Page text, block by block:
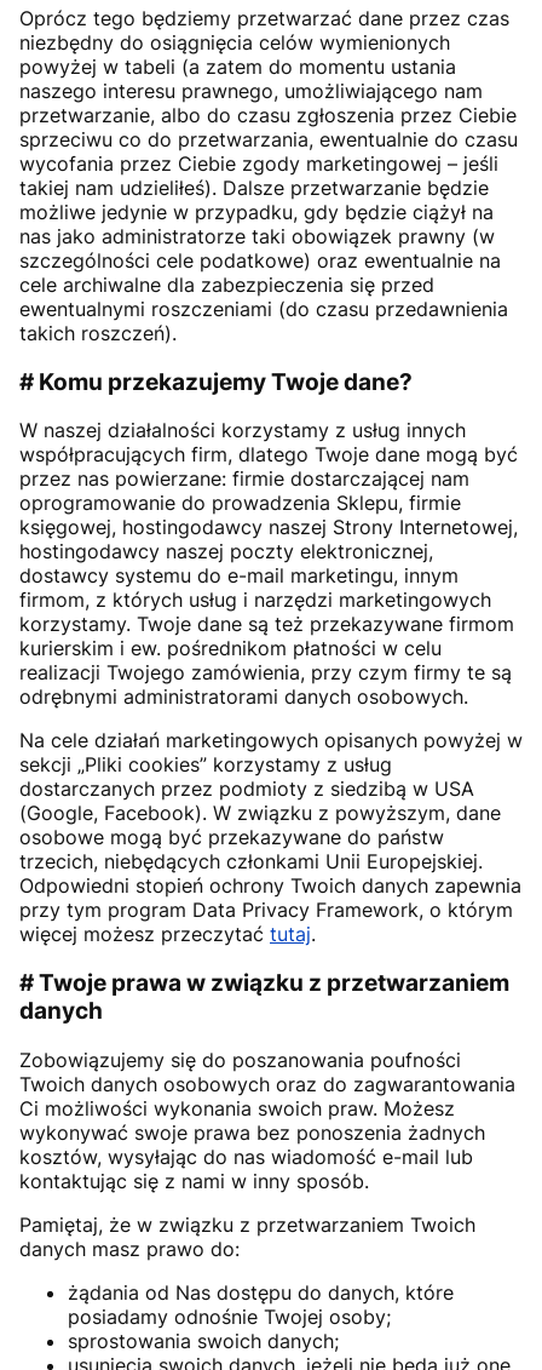
Oprócz tego będziemy przetwarzać dane przez czas
niezbędny do osiągnięcia celów wymienionych
powyżej w tabeli (a zatem do momentu ustania
naszego interesu prawnego, umożliwiającego nam
przetwarzanie, albo do czasu zgłoszenia przez Ciebie
sprzeciwu co do przetwarzania, ewentualnie do czasu
wycofania przez Ciebie zgody marketingowej – jeśli
takiej nam udzieliłeś). Dalsze przetwarzanie będzie
możliwe jedynie w przypadku, gdy będzie ciążył na
nas jako administratorze taki obowiązek prawny (w
szczególności cele podatkowe) oraz ewentualnie na
cele archiwalne dla zabezpieczenia się przed
ewentualnymi roszczeniami (do czasu przedawnienia
takich roszczeń).
# Komu przekazujemy Twoje dane?
W naszej działalności korzystamy z usług innych
współpracujących firm, dlatego Twoje dane mogą być
przez nas powierzane: firmie dostarczającej nam
oprogramowanie do prowadzenia Sklepu, firmie
księgowej, hostingodawcy naszej Strony Internetowej,
hostingodawcy naszej poczty elektronicznej,
dostawcy systemu do e-mail marketingu, innym
firmom, z których usług i narzędzi marketingowych
korzystamy. Twoje dane są też przekazywane firmom
kurierskim i ew. pośrednikom płatności w celu
realizacji Twojego zamówienia, przy czym firmy te są
odrębnymi administratorami danych osobowych.
Na cele działań marketingowych opisanych powyżej w
sekcji „Pliki cookies” korzystamy z usług
dostarczanych przez podmioty z siedzibą w USA
(Google, Facebook). W związku z powyższym, dane
osobowe mogą być przekazywane do państw
trzecich, niebędących członkami Unii Europejskiej.
Odpowiedni stopień ochrony Twoich danych zapewnia
przy tym program Data Privacy Framework, o którym
więcej możesz przeczytać tutaj.
# Twoje prawa w związku z przetwarzaniem
danych
Zobowiązujemy się do poszanowania poufności
Twoich danych osobowych oraz do zagwarantowania
Ci możliwości wykonania swoich praw. Możesz
wykonywać swoje prawa bez ponoszenia żadnych
kosztów, wysyłając do nas wiadomość e-mail lub
kontaktując się z nami w inny sposób.
Pamiętaj, że w związku z przetwarzaniem Twoich
danych masz prawo do:
żądania od Nas dostępu do danych, które
posiadamy odnośnie Twojej osoby;
sprostowania swoich danych;
usunięcia swoich danych, jeżeli nie będą już one